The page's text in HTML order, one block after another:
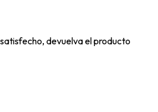
devuelva el producto